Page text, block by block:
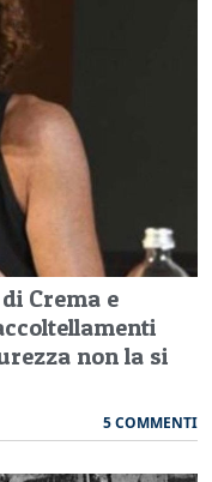
Crema e
non la si
5 COMMENTI